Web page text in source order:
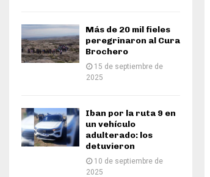
Más de 20 mil fieles
peregrinaron al Cura
Brochero
15 de septiembre de
2025
Iban por la ruta 9 en
un vehículo
adulterado: los
detuvieron
10 de septiembre de
2025